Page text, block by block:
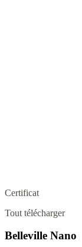
Certificat
Tout télécharger
Belleville Nano